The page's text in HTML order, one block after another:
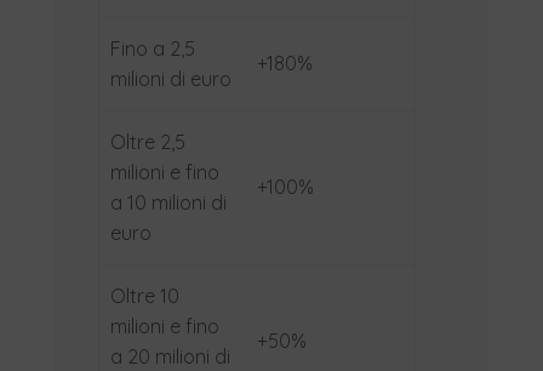
Fino a 2,5
milioni di euro
+180%
Oltre 2,5
milioni e fino
a 10 milioni di
euro
+100%
Oltre 10
milioni e fino
a 20 milioni di
+50%